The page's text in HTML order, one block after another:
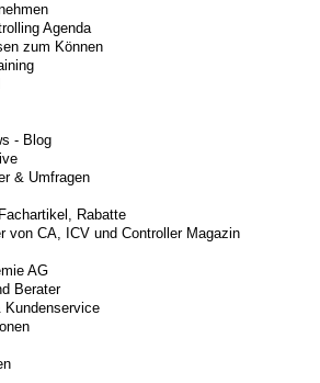
Agenda
zum Können
- Blog
& Umfragen
Rabatte
von CA, ICV und Controller Magazin
AG
Berater
Kundenservice